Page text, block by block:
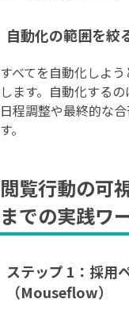
自動化の範囲を絞
すべてを自動化しよ
します。自動化する
日程調整や最終的な
す。
閲覧行動の可
までの実践ワ
ステップ 1：採用
（Mouseflow）